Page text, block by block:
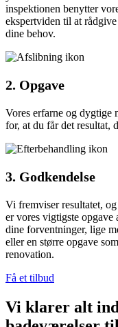
inspektionen benytter
ekspertviden til at
dine behov.
2. Opgave
Vores erfarne og dygtige
for, at du får det resultat,
3. Godkendelse
Vi fremviser resultatet,
er vores vigtigste
dine forventninger, lige
eller en større opgave
renovation.
Få et tilbud
Vi klarer alt